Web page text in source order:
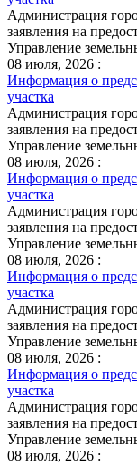
Администрация
заявления на
Управление
08 июля, 2026 :
Информация о
участка
Администрация
заявления на
Управление
08 июля, 2026 :
Информация о
участка
Администрация
заявления на
Управление
08 июля, 2026 :
Информация о
участка
Администрация
заявления на
Управление
08 июля, 2026 :
Информация о
участка
Администрация
заявления на
Управление
08 июля, 2026 :